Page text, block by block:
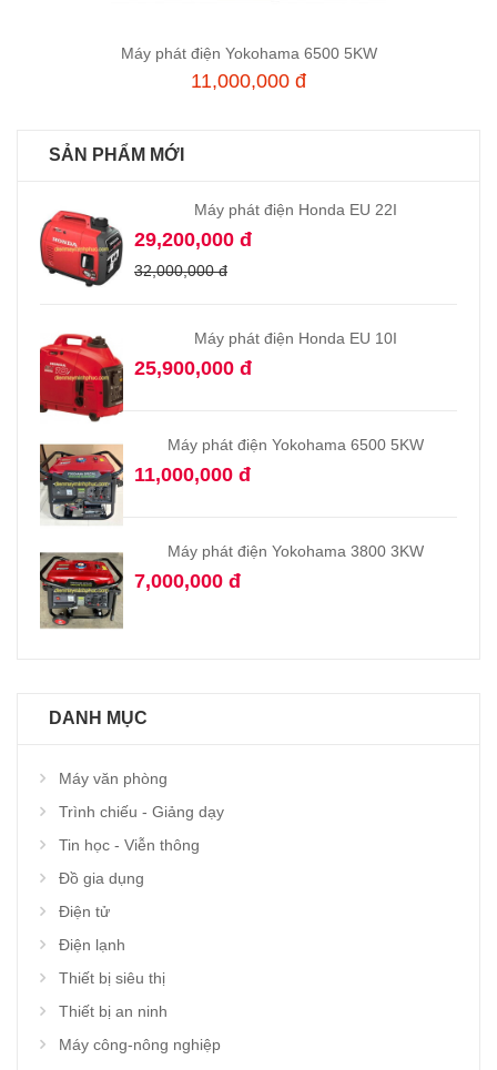
Thêm vào giỏ hàng
Máy phát điện Yokohama 6500 5KW
11,000,000 đ
SẢN PHẨM MỚI
Máy phát điện Honda EU 22I
29,200,000 đ
32,000,000 đ
Máy phát điện Honda EU 10I
25,900,000 đ
Máy phát điện Yokohama 6500 5KW
11,000,000 đ
Máy phát điện Yokohama 3800 3KW
7,000,000 đ
DANH MỤC
Máy văn phòng
Trình chiếu - Giảng dạy
Tin học - Viễn thông
Đồ gia dụng
Điện tử
Điện lạnh
Thiết bị siêu thị
Thiết bị an ninh
Máy công-nông nghiệp